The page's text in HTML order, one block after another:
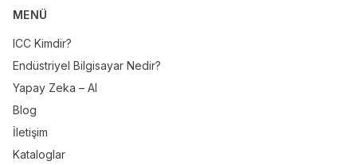
MENÜ
ICC Kimdir?
Endüstriyel Bilgisayar Nedir?
Yapay Zeka – AI
Blog
İletişim
Kataloglar